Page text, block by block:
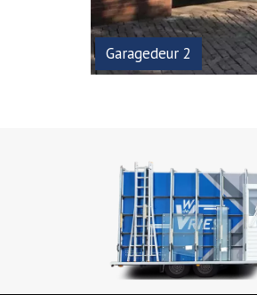
Garagedeur 2